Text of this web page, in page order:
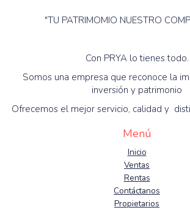
"TU PATRIMOMIO NUESTRO
Con PRYA lo tienes todo.
Somos una empresa que reconoce la
inversión y patrimonio
Ofrecemos el mejor servicio, calidad y
Menú
Inicio
Ventas
Rentas
Contáctanos
Propietarios